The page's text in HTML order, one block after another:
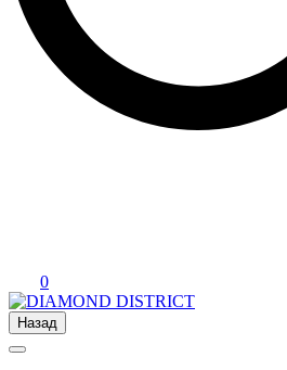
0
Назад